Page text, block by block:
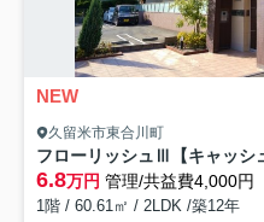
NEW
久留米市東合川町
フローリッシュⅢ【キャッシ
6.8万円 管理/共益費4,000円
1階 / 60.61㎡ / 2LDK /築12年